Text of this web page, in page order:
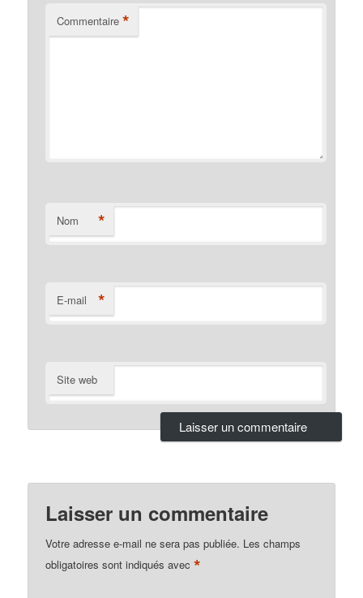
Commentaire *
Nom *
E-mail *
Site web
Laisser un commentaire
Votre adresse e-mail ne sera pas publiée. Les champs
obligatoires sont indiqués avec*